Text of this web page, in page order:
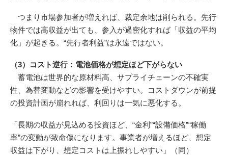
つまり市場参加者が増えれば、裁定余地は削られる。先行
物件では高収益が出ても、参入が過密化すれば「収益の平均
化」が起きる。“先行者利益”は永遠ではない。
（3）コスト逆行：電池価格が想定ほど下がらない
蓄電池は世界的な原材料高、サプライチェーンの不確実
性、為替変動などの影響を受けやすい。コストダウンが前提
の投資計画が崩れれば、利回りは一気に悪化する。
「長期の収益が見込める投資ほど、“金利”“設備価格”“稼働
率”の変動が致命傷になります。事業者が増えるほど、想定
収益は下がり、想定コストは上振れしやすい」（同）